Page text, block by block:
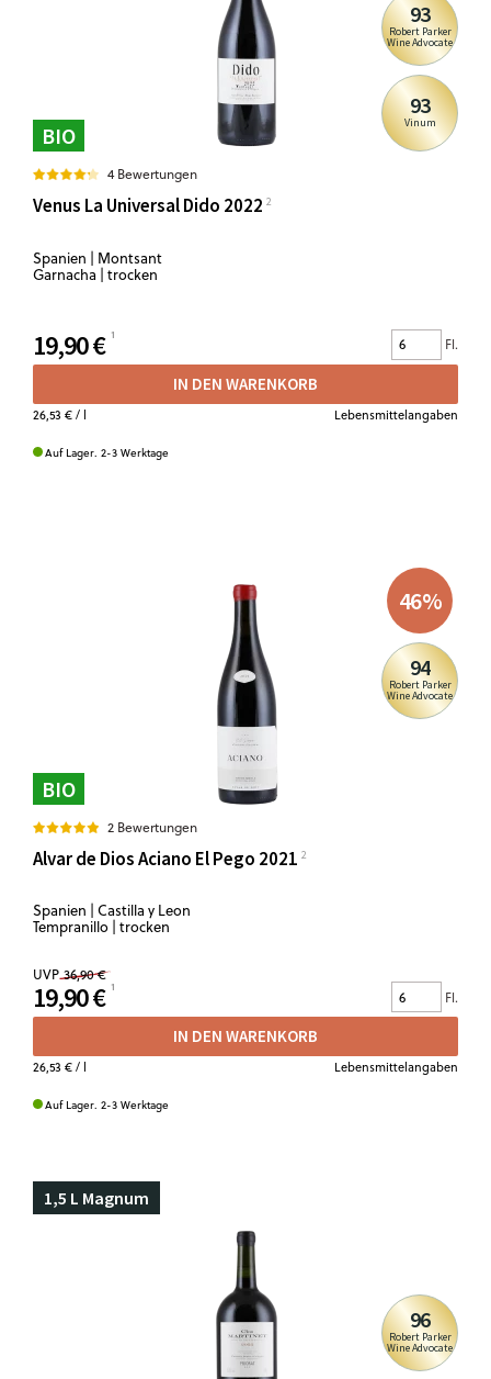
93
Robert Parker
Wine Advocate
93
Vinum
BIO
4 Bewertungen
Venus La Universal Dido 2022
Spanien | Montsant
Garnacha | trocken
19,90 € Fl.
IN DEN WARENKORB
26,53 €/ l Lebensmittelangaben
Auf Lager. 2-3 Werktage
46%
94
Robert Parker
Wine Advocate
BIO
2 Bewertungen
Alvar de Dios Aciano El Pego 2021
Spanien | Castilla y Leon
Tempranillo | trocken
UVP 36,90 €
19,90 € Fl.
IN DEN WARENKORB
26,53 €/ l Lebensmittelangaben
Auf Lager. 2-3 Werktage
1,5 L Magnum
96
Robert Parker
Wine Advocate